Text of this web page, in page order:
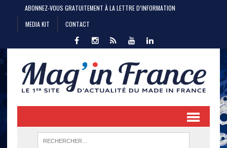
ABONNEZ-VOUS GRATUITEMENT À LA LETTRE D’INFORMATION
MEDIA KIT
CONTACT